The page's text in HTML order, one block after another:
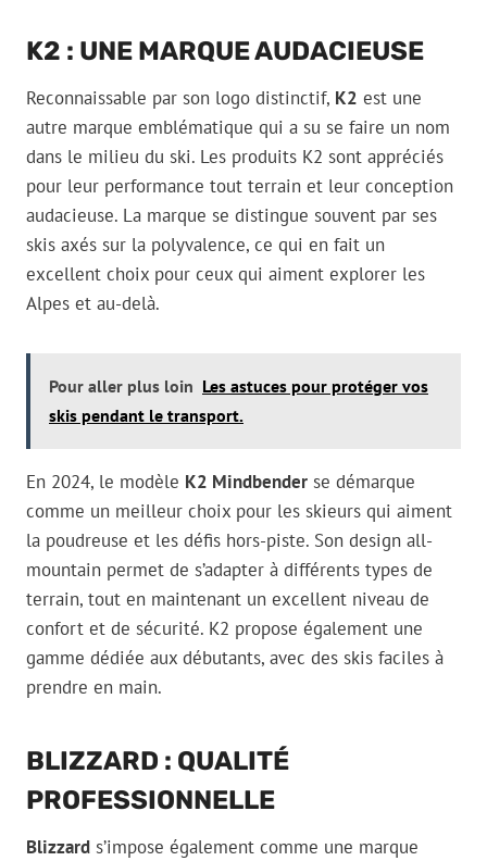
K2 : UNE MARQUE AUDACIEUSE
Reconnaissable par son logo distinctif, K2 est une
autre marque emblématique qui a su se faire un nom
dans le milieu du ski. Les produits K2 sont appréciés
pour leur performance tout terrain et leur conception
audacieuse. La marque se distingue souvent par ses
skis axés sur la polyvalence, ce qui en fait un
excellent choix pour ceux qui aiment explorer les
Alpes et au-delà.
Pour aller plus loin Les astuces pour protéger vos
skis pendant le transport.
En 2024, le modèle K2 Mindbender se démarque
comme un meilleur choix pour les skieurs qui aiment
la poudreuse et les défis hors-piste. Son design all-
mountain permet de s’adapter à différents types de
terrain, tout en maintenant un excellent niveau de
confort et de sécurité. K2 propose également une
gamme dédiée aux débutants, avec des skis faciles à
prendre en main.
BLIZZARD : QUALITÉ
PROFESSIONNELLE
Blizzard s’impose également comme une marque